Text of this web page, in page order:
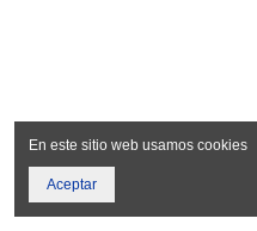
En este sitio web usamos cookies
Aceptar